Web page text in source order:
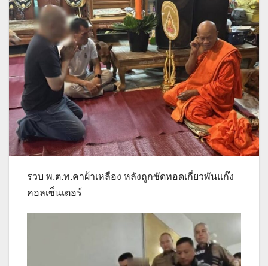
รวบ พ.ต.ท.คาผ้าเหลือง หลังถูกซัดทอดเกี่ยวพันแก๊ง
คอลเซ็นเตอร์